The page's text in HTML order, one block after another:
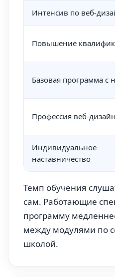
Интенсив по веб-
Повышение
Базовая программа с
Профессия веб-
Индивидуальное
наставничество
Темп обучения
сам. Работающие
программу
между модулями по
школой.